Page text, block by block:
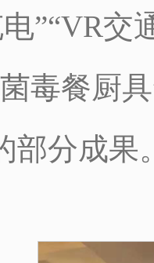
”“VR交
毒餐厨
部分成果